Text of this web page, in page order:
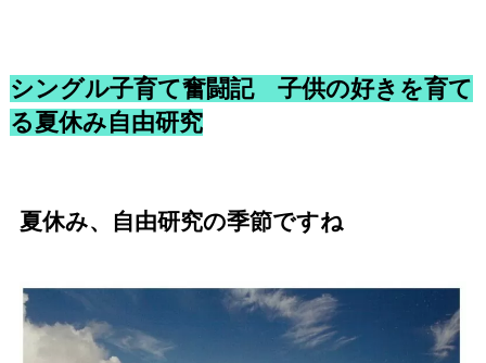
シングル子育て奮闘記 子供の好きを育て
る夏休み自由研究
夏休み、自由研究の季節ですね